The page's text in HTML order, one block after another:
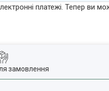
платежі. Тепер ви
замовлення